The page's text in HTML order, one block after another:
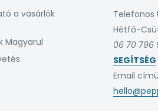
Megakadályozza az
az üléseken, illetve véd a
a vásárlók
Magyarul
Telefonos
Hétfő-
06 70 796
SEGÍTSÉG
Email